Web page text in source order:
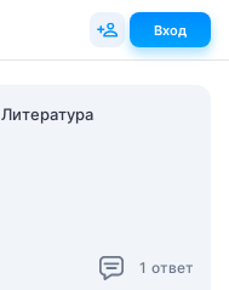
Литература
1 ответ
Вход